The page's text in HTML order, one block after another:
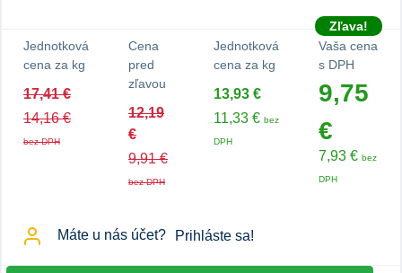
Jednotková
cena za kg
17,41 €
14,16 €
bez DPH
Cena
pred
zľavou
12,19
€
9,91 €
bez DPH
Jednotková
cena za kg
13,93 €
11,33 € bez
DPH
Zľava!
Vaša cena
s DPH
9,75
€
7,93 € bez
DPH
Máte u nás účet? Prihláste sa!